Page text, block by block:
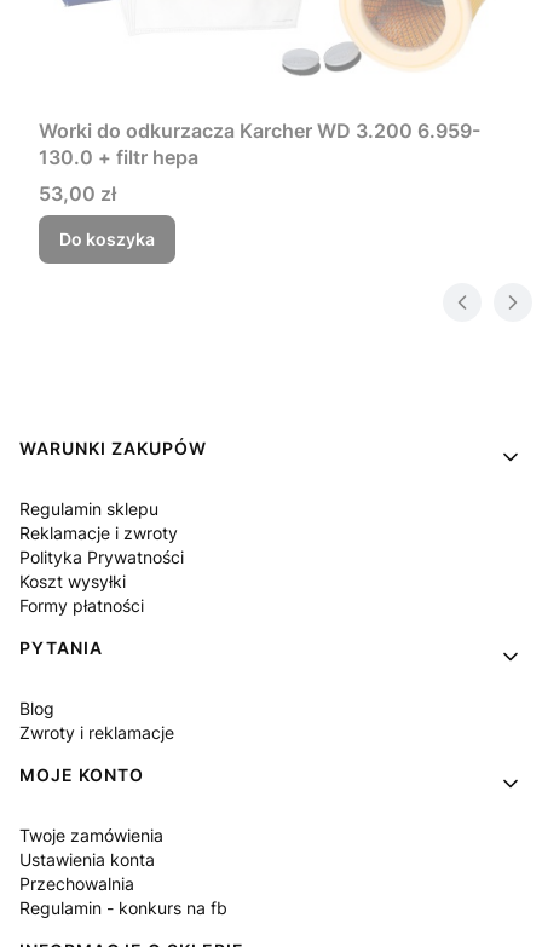
Worki do odkurzacza Karcher WD 3.200 6.959-
130.0 + filtr hepa
Cena
53,00 zł
Do koszyka
Linki w stopce
WARUNKI ZAKUPÓW
Regulamin sklepu
Reklamacje i zwroty
Polityka Prywatności
Koszt wysyłki
Formy płatności
PYTANIA
Blog
Zwroty i reklamacje
MOJE KONTO
Twoje zamówienia
Ustawienia konta
Przechowalnia
Regulamin - konkurs na fb